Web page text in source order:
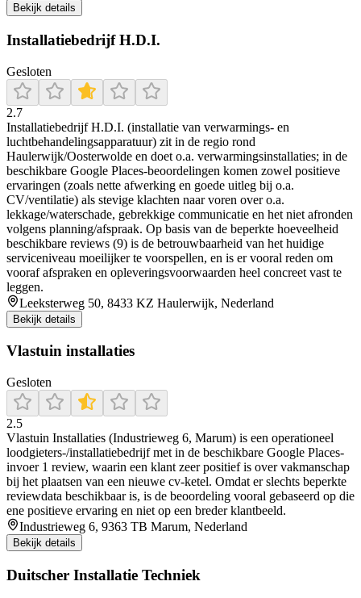
Bekijk details
Installatiebedrijf H.D.I.
Gesloten
2.7
Installatiebedrijf H.D.I. (installatie van verwarmings- en
luchtbehandelingsapparatuur) zit in de regio rond
Haulerwijk/Oosterwolde en doet o.a. verwarmingsinstallaties; in de
beschikbare Google Places-beoordelingen komen zowel positieve
ervaringen (zoals nette afwerking en goede uitleg bij o.a.
CV/ventilatie) als stevige klachten naar voren over o.a.
lekkage/waterschade, gebrekkige communicatie en het niet afronden
volgens planning/afspraak. Op basis van de beperkte hoeveelheid
beschikbare reviews (9) is de betrouwbaarheid van het huidige
serviceniveau moeilijker te voorspellen, en is er vooral reden om
vooraf afspraken en opleveringsvoorwaarden heel concreet vast te
leggen.
Leeksterweg 50, 8433 KZ Haulerwijk, Nederland
Bekijk details
Vlastuin installaties
Gesloten
2.5
Vlastuin Installaties (Industrieweg 6, Marum) is een operationeel
loodgieters-/installatiebedrijf met in de beschikbare Google Places-
invoer 1 review, waarin een klant zeer positief is over vakmanschap
bij het plaatsen van een nieuwe cv-ketel. Omdat er slechts beperkte
reviewdata beschikbaar is, is de beoordeling vooral gebaseerd op die
ene positieve ervaring en niet op een breder klantbeeld.
Industrieweg 6, 9363 TB Marum, Nederland
Bekijk details
Duitscher Installatie Techniek